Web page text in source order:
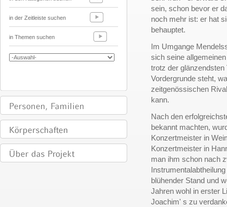
in der Zeitleiste suchen
in Themen suchen
sein, schon bevor er
noch mehr ist: er hat
behauptet.
Im Umgange
sich seine
trotz der
Vordergrunde steht,
zeitgenössischen
kann.
Nach den
bekannt machten,
Konzertmeister in
Konzertmeister in
man ihm schon nach
blühender Stand und
Jahren wohl in erster
Joachim' s zu